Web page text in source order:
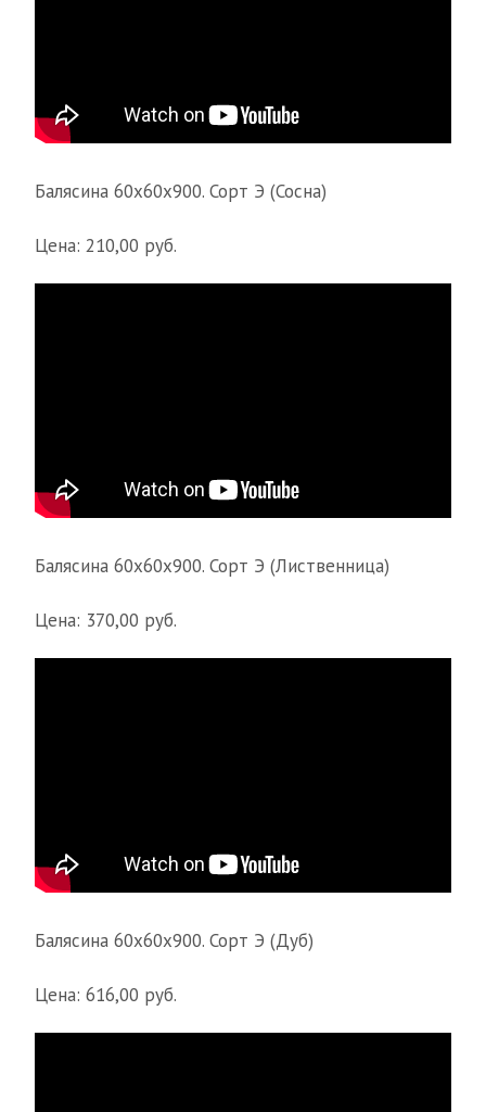
Балясина 60х60х900. Сорт Э (Сосна)
Цена: 210,00 руб.
Балясина 60х60х900. Сорт Э (Лиственница)
Цена: 370,00 руб.
Балясина 60х60х900. Сорт Э (Дуб)
Цена: 616,00 руб.